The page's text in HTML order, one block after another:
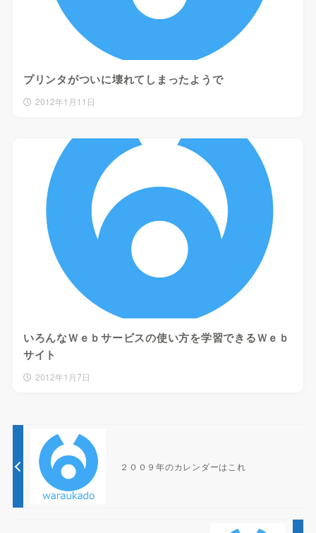
プリンタがついに壊れてしまったようで
2012年1月11日
いろんなＷｅｂサービスの使い方を学習できるＷｅｂ
サイト
2012年1月7日
２００９年のカレンダーはこれ